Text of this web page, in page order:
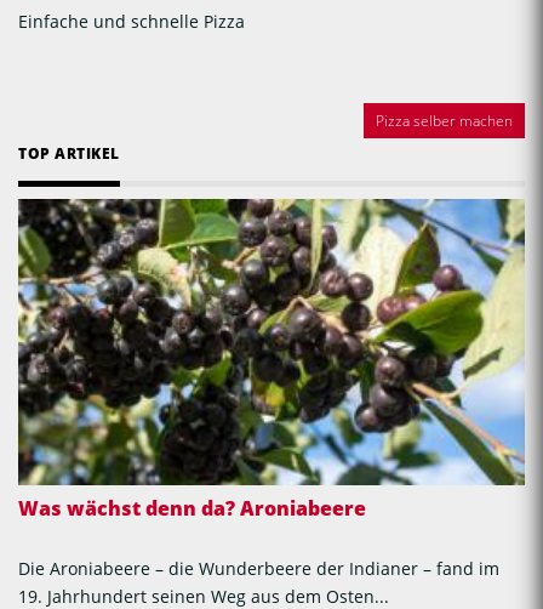
Einfache und schnelle Pizza
Pizza selber machen
TOP ARTIKEL
Was wächst denn da? Aroniabeere
Die Aroniabeere – die Wunderbeere der Indianer – fand im
19. Jahrhundert seinen Weg aus dem Osten...